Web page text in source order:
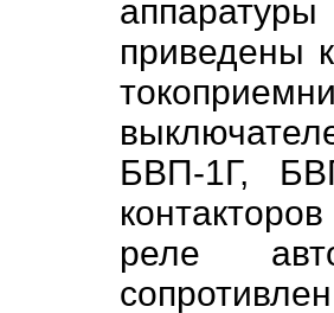
приведены
БВП-1Г,
реле